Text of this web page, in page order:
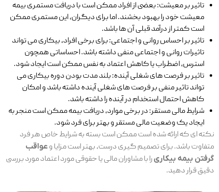
تاثیر بر معیشت: بعضی از افراد ممکن است با دریافت مستمری بیمه
معیشت خود را بهبود بخشند. اما برای دیگران، این مستمری ممکن
است کمتر از درآمد قبلی آن ها باشد.
تاثیر بر احساس روانی و اجتماعی: برای برخی افراد، بیکاری می ‌تواند
تاثیرات روانی و اجتماعی منفی داشته باشد. احساساتی همچون
استرس، اضطراب یا کاهش اعتماد به نفس ممکن است ایجاد شود.
تاثیر بر فرصت ‌های شغلی آینده: بلند مدت بودن دوره بیکاری می
‌تواند تاثیر منفی بر فرصت‌ های شغلی آینده داشته باشد و امکان
کاهش احتمال استخدام در آینده را داشته باشد.
شرایط مالی مستقر: در برخی موارد، دریافت بیمه ممکن است منجر به
ایجاد یک وضعیت مالی مستقر و بهتر برای فرد شود.
نکته ‌ای که ارائه شده است ممکن است بسته به شرایط خاص هر فرد
متفاوت باشد. برای تصمیم ‌گیری درست، بهتر است مزایا و عواقب
گرفتن بیمه بیکاری را با مشاوران مالی یا حقوقی مورد اعتماد مورد بررسی
دقیق قرار دهید.